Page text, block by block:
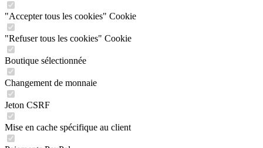
"Accepter tous les cookies" Cookie
"Refuser tous les cookies" Cookie
Boutique sélectionnée
Changement de monnaie
Jeton CSRF
Mise en cache spécifique au client